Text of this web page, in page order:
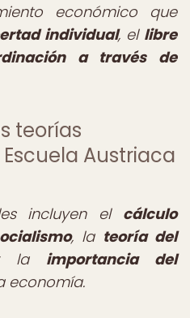
económico que
individual, el libre
a través de
teorías
Austriaca
incluyen el cálculo
, la teoría del
la importancia del
economía.